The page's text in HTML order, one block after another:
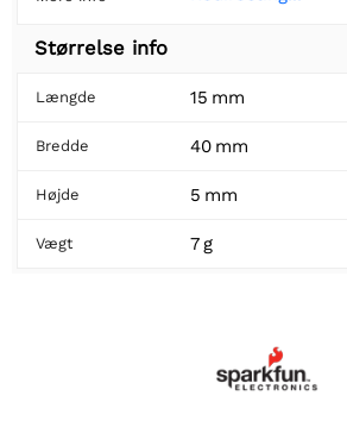
Størrelse info
Længde 15 mm
Bredde 40 mm
Højde 5 mm
Vægt 7 g